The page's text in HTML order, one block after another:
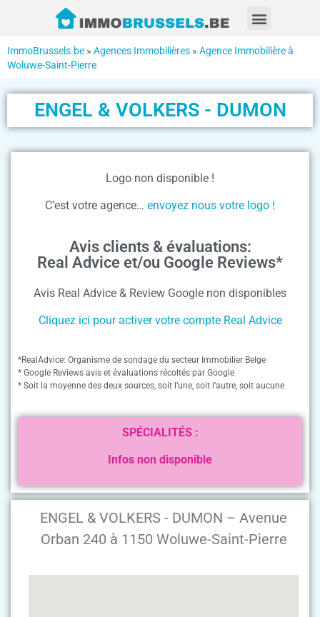
ImmoBrussels.be » Agences Immobilières » Agence Immobilière à
Woluwe-Saint-Pierre
ENGEL & VOLKERS - DUMON
ENGEL & VOLKERS - DUMON – Avenue
Orban 240 à 1150 Woluwe-Saint-Pierre
Logo non disponible !
C’est votre agence… envoyez nous votre logo !
Avis clients & évaluations:
Real Advice et/ou Google Reviews*
Avis Real Advice & Review Google non disponibles
Cliquez ici pour activer votre compte Real Advice
*RealAdvice: Organisme de sondage du secteur Immobilier Belge
* Google Reviews avis et évaluations récoltés par Google
* Soit la moyenne des deux sources, soit l’une, soit l’autre, soit aucune
SPÉCIALITÉS :
Infos non disponible